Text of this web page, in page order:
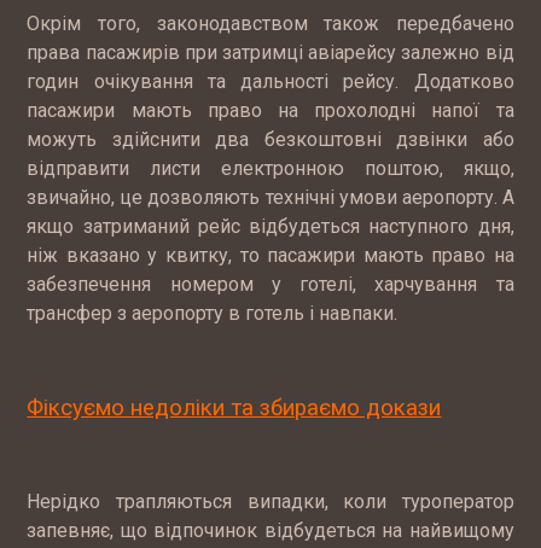
Окрім того, законодавством також передбачено
права пасажирів при затримці авіарейсу залежно від
годин очікування та дальності рейсу. Додатково
пасажири мають право на прохолодні напої та
можуть здійснити два безкоштовні дзвінки або
відправити листи електронною поштою, якщо,
звичайно, це дозволяють технічні умови аеропорту. А
якщо затриманий рейс відбудеться наступного дня,
ніж вказано у квитку, то пасажири мають право на
забезпечення номером у готелі, харчування та
трансфер з аеропорту в готель і навпаки.
Фіксуємо недоліки та збираємо докази
Нерідко трапляються випадки, коли туроператор
запевняє, що відпочинок відбудеться на найвищому